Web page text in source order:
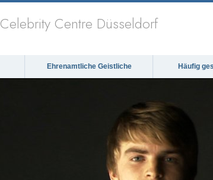
Celebrity Centre Düsseldorf
Ehrenamtliche Geistliche Häufig